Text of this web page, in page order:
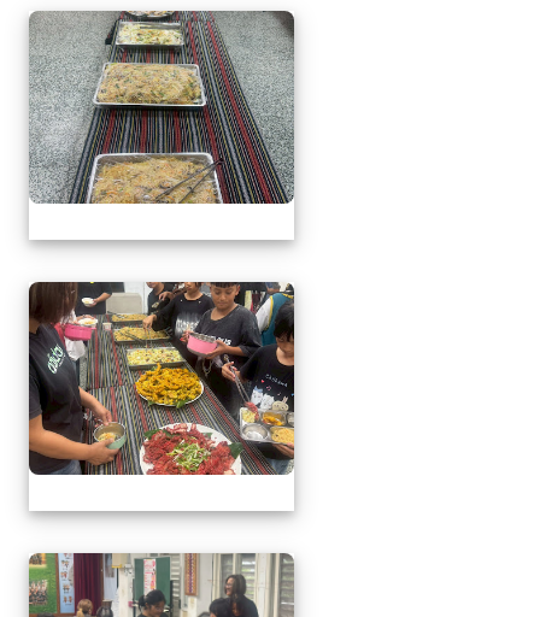
1150509母親節暨親職
1150509母親節暨親職
1150509母親節暨親職